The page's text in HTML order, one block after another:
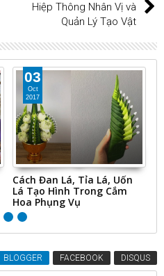
Hiệp Thông Nhân Vị và
Quản Lý Tạo Vật
26
Mar
2016
Cắm Hoa Mùa Phục Sinh -
Nghệ Thuật Cắm Hoa
Phụng Vụ trong Nhà Thờ
BLOGGER FACEBOOK DISQUS